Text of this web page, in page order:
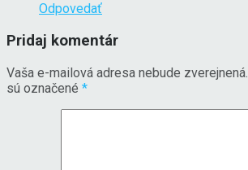
Odpovedať
Pridaj komentár
Vaša e-mailová adresa nebude zverejnená.
sú označené *